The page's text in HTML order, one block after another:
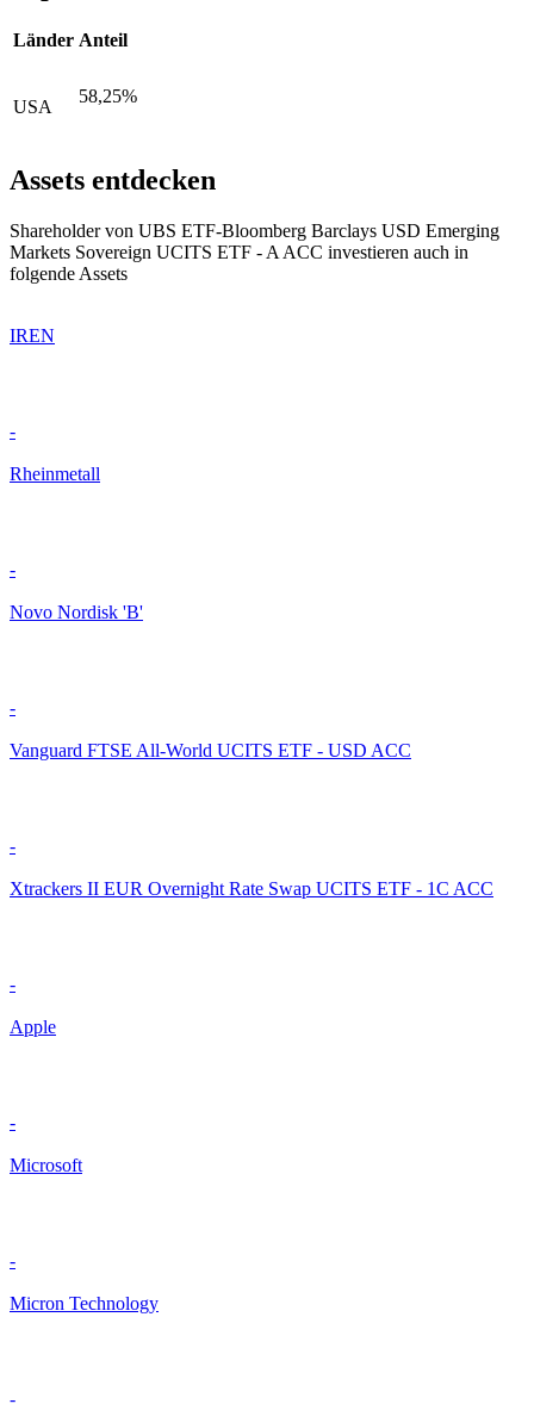
Länder Anteil
USA
58,25%
Assets entdecken
Shareholder von UBS ETF-Bloomberg Barclays USD Emerging
Markets Sovereign UCITS ETF - A ACC investieren auch in
folgende Assets
IREN
-
Rheinmetall
-
Novo Nordisk 'B'
-
Vanguard FTSE All-World UCITS ETF - USD ACC
-
Xtrackers II EUR Overnight Rate Swap UCITS ETF - 1C ACC
-
Apple
-
Microsoft
-
Micron Technology
-